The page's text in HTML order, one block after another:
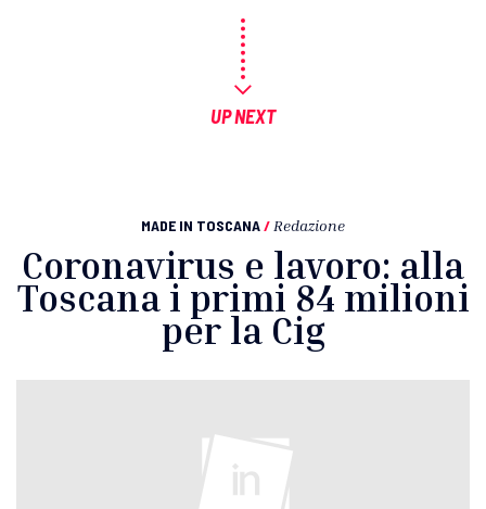
UP NEXT
MADE IN TOSCANA/ Redazione
Coronavirus e lavoro: alla
Toscana i primi 84 milioni
per la Cig